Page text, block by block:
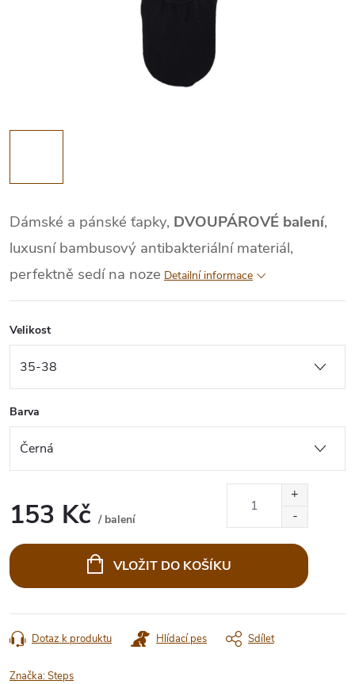
Dámské a pánské ťapky, DVOUPÁROVÉ balení,
luxusní bambusový antibakteriální materiál,
perfektně sedí na noze Detailní informace
Velikost
Barva
153 Kč / balení
cena:
VLOŽIT DO KOŠÍKU
Dotaz k produktu Hlídací pes Sdílet
Značka:Steps